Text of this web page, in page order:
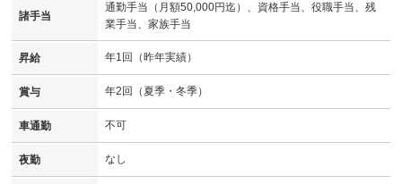
諸手当
通勤手当（月額50,000円迄）、資格手当、役職手当、残
業手当、家族手当
昇給 年1回（昨年実績）
賞与 年2回（夏季・冬季）
車通勤 不可
夜勤 なし